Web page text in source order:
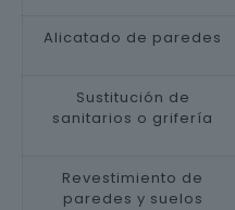
Alicatado de paredes
Sustitución de
sanitarios o grifería
Revestimiento de
paredes y suelos